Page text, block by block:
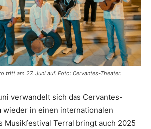
tritt am 27. Juni auf. Foto: Cervantes-Theater.
verwandelt sich das Cervantes-
wieder in einen internationalen
Musikfestival Terral bringt auch 2025